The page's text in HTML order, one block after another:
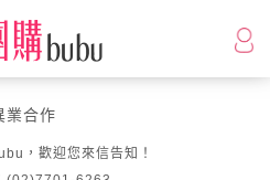
業合作
，歡迎您來信告知！